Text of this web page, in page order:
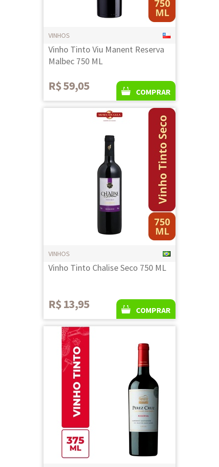
VINHOS
Vinho Tinto Viu Manent Reserva
Malbec 750 ML
R$ 59,05 COMPRAR
VINHOS
Vinho Tinto Chalise Seco 750 ML
R$ 13,95 COMPRAR